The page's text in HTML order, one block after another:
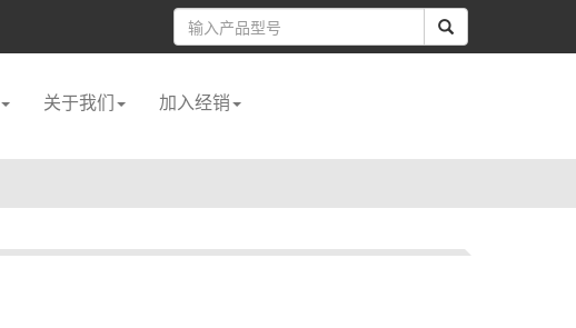
关于我们 加入经销